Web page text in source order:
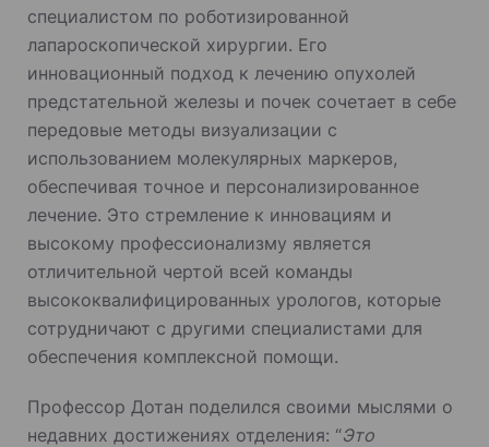
специалистом по роботизированной
лапароскопической хирургии. Его
инновационный подход к лечению опухолей
предстательной железы и почек сочетает в себе
передовые методы визуализации с
использованием молекулярных маркеров,
обеспечивая точное и персонализированное
лечение. Это стремление к инновациям и
высокому профессионализму является
отличительной чертой всей команды
высококвалифицированных урологов, которые
сотрудничают с другими специалистами для
обеспечения комплексной помощи.
Профессор Дотан поделился своими мыслями о
недавних достижениях отделения: “Это